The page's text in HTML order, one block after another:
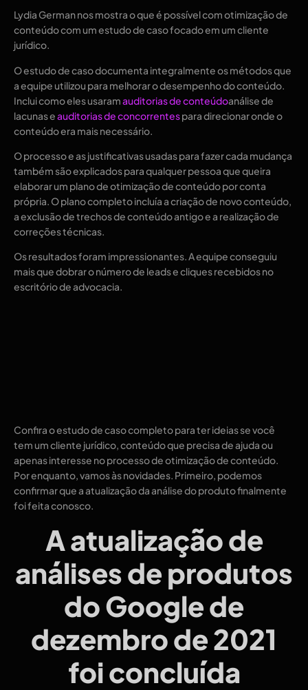
Lydia German nos mostra o que é possível com otimização de
conteúdo com um estudo de caso focado em um cliente
jurídico.
O estudo de caso documenta integralmente os métodos que
a equipe utilizou para melhorar o desempenho do conteúdo.
Inclui como eles usaramauditorias de conteúdoanálise de
lacunas eauditorias de concorrentespara direcionar onde o
conteúdo era mais necessário.
O processo e as justificativas usadas para fazer cada mudança
também são explicados para qualquer pessoa que queira
elaborar um plano de otimização de conteúdo por conta
própria. O plano completo incluía a criação de novo conteúdo,
a exclusão de trechos de conteúdo antigo e a realização de
correções técnicas.
Os resultados foram impressionantes. A equipe conseguiu
mais que dobrar o número de leads e cliques recebidos no
escritório de advocacia.
Confira o estudo de caso completo para ter ideias se você
tem um cliente jurídico, conteúdo que precisa de ajuda ou
apenas interesse no processo de otimização de conteúdo.
Por enquanto, vamos às novidades. Primeiro, podemos
confirmar que a atualização da análise do produto finalmente
foi feita conosco.
A atualização de
análises de produtos
do Google de
dezembro de 2021
foi concluída